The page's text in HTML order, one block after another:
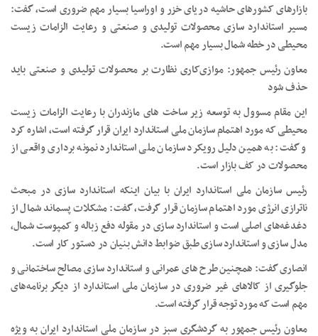
بازارهای کشورهای حاشیه دریای خزر و اوراسیا بسیار مهم ضروری است، گفت:
مسیر استاندارد سازی محصولات تولیدی و صنعتی و رعایت الزامات زیست
محیطی در خطه شمال بسیار مهم است.
معاون رئیس جمهور: موازی‌کاری نظارت بر محصولات تولیدی و صنعتی باید
حذف شود
این مقام مسوول به توسعه زیر ساخت های مازندران با رعایت الزامات زیست
محیطی که مورد اهتمام سازمان ملی استاندارد ایران قرار گرفته است، اشاره کرد
و گفت: به همین دلیل رویکرد سازمان ملی استاندارد نمونه برداری واقعی از
محصولات در کف بازار است.
رئیس سازمان ملی استاندارد ایران با بیان اینکه استاندارد سازی در مبحث
ناترازی انرژی مورد اهتمام سازمان قرار گرفت، گفت: مشکلات پسماند شمال از
دغدغه‌های اصلی است و استاندارد سازی در مقوله دفع زباله و کمپوست شمال،
مدل سازی و استاندارد سازی طبق ضوابط دانش بنیان در دستور کار است.
انصاری گفت: همچنین طرح های عمرانی و استاندارد سازی مصالح ساختمانی و
جلوگیری از کالاهای غیر ضروری در سازمان ملی استاندارد از دیگر برنامه‌های
مهم است که مورد توجه قرار گرفته است.
معاون رئیس جمهور به گردشگری سبز در سازمان ملی استاندارد ایران به ویژه